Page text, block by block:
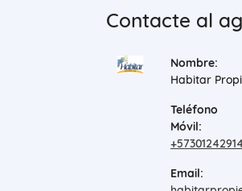
Contacte al
Nombre:
Habitar
Teléfono
Móvil:
Email: